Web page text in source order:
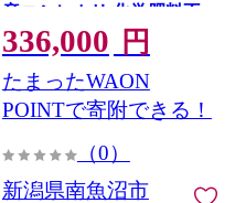
産コシヒカリ 化学肥料不
使用・農薬8割減栽培米
「こまがた家のお米」
【2026年9月下旬より順次
発送予定】
336,000 円
たまったWAON
POINTで寄附できる！
（0）
新潟県南魚沼市